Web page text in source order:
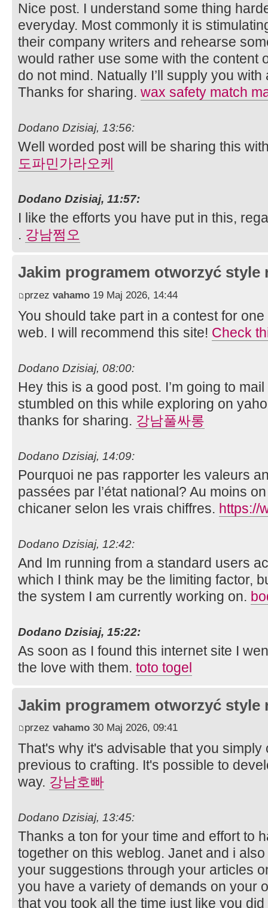
Nice post. I understand some thing
everyday. Most commonly it is
their company writers and rehearse
would rather use some with the content
do not mind. Natually I’ll supply you
Thanks for sharing. wax safety match
Dodano Dzisiaj, 13:56:
Well worded post will be sharing this
도파민가라오케
Dodano Dzisiaj, 11:57:
I like the efforts you have put in this,
. 강남쩜오
Jakim programem otworzyć style
przez vahamo 19 Maj 2026, 14:44
You should take part in a contest for
web. I will recommend this site! Check
Dodano Dzisiaj, 08:00:
Hey this is a good post. I’m going to
stumbled on this while exploring on
thanks for sharing. 강남풀싸롱
Dodano Dzisiaj, 14:09:
Pourquoi ne pas rapporter les valeurs
passées par l’état national? Au moins
chicaner selon les vrais chiffres. https://
Dodano Dzisiaj, 12:42:
And Im running from a standard users
which I think may be the limiting factor,
the system I am currently working on.
Dodano Dzisiaj, 15:22:
As soon as I found this internet site I
the love with them. toto togel
Jakim programem otworzyć style
przez vahamo 30 Maj 2026, 09:41
That's why it's advisable that you
previous to crafting. It's possible to
way. 강남호빠
Dodano Dzisiaj, 13:45:
Thanks a ton for your time and effort to
together on this weblog. Janet and i
your suggestions through your articles
you have a variety of demands on your
that you took all the time just like you